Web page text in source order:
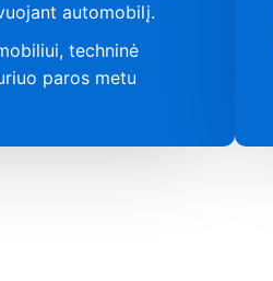
automobilį.
techninė
paros metu